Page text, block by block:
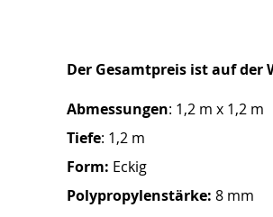
Der Gesamtpreis ist auf der
Abmessungen: 1,2 m x 1,2 m
Tiefe: 1,2 m
Form: Eckig
Polypropylenstärke: 8 mm